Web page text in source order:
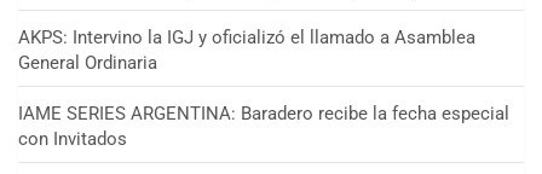
AKPS: Intervino la IGJ y oficializó el llamado a Asamblea
General Ordinaria
IAME SERIES ARGENTINA: Baradero recibe la fecha especial
con Invitados